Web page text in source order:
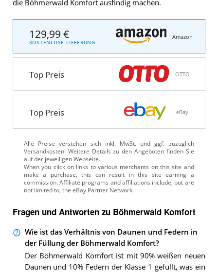
die Böhmerwald Komfort ausfindig machen.
129,99 €
KOSTENLOSE LIEFERUNG
Amazon
Top Preis OTTO
Top Preis eBay
Alle Preise verstehen sich inkl. MwSt. und ggf. zuzüglich
Versandkosten. Weitere Details zu den Angeboten finden Sie
auf der jeweiligen Webseite.
Fragen und Antworten zu Böhmerwald Komfort
Wie ist das Verhältnis von Daunen und Federn in
der Füllung der Böhmerwald Komfort?
Der Böhmerwald Komfort ist mit 90% weißen neuen
Daunen und 10% Federn der Klasse 1 gefüllt, was ein